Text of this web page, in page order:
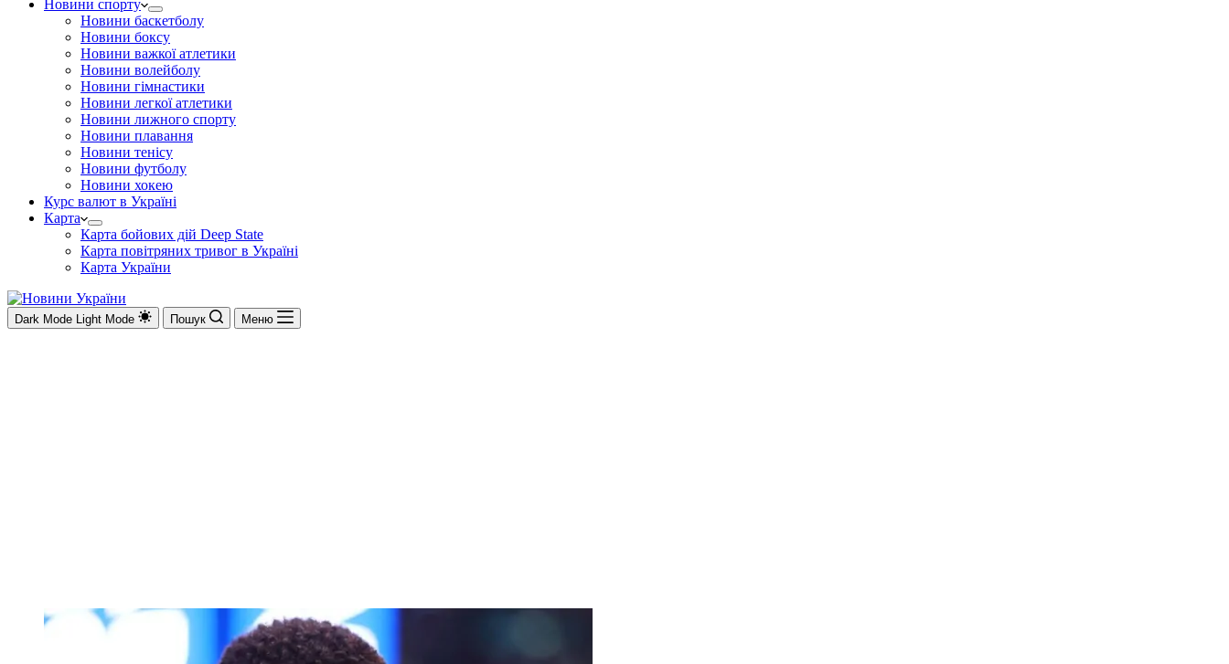
Новини спорту
Новини баскетболу
Новини боксу
Новини важкої атлетики
Новини волейболу
Новини гімнастики
Новини легкої атлетики
Новини лижного спорту
Новини плавання
Новини тенісу
Новини футболу
Новини хокею
Курс валют в Україні
Карта
Карта бойових дій Deep State
Карта повітряних тривог в Україні
Карта України
Dark Mode Light Mode Пошук Меню